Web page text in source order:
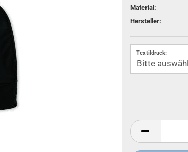
Material:
Hersteller:
Textildruck: